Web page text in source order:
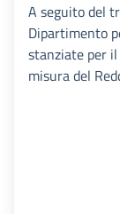
A seguito del
Dipartimento
stanziate per
misura del